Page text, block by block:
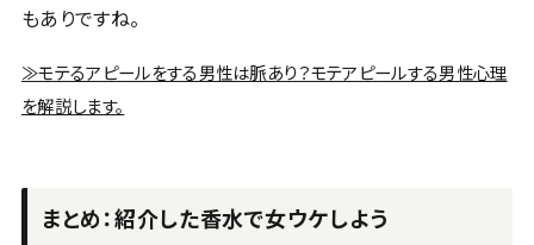
もありですね。
≫モテるアピールをする男性は脈あり？モテアピールする男性心理
を解説します。
まとめ：紹介した香水で女ウケしよう